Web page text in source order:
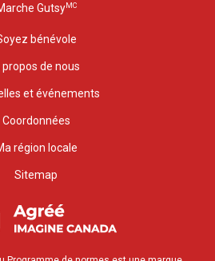
GutsyMC
bénévole
propos de nous
et événements
Coordonnées
région locale
Sitemap